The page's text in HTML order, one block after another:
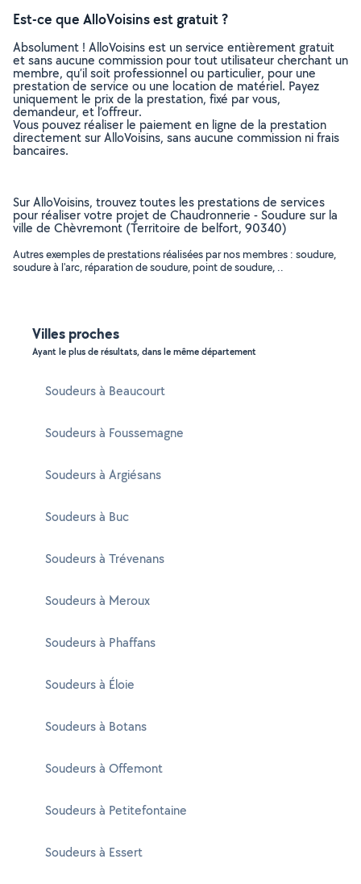
Est-ce que AlloVoisins est gratuit ?
Absolument ! AlloVoisins est un service entièrement gratuit
et sans aucune commission pour tout utilisateur cherchant un
membre, qu’il soit professionnel ou particulier, pour une
prestation de service ou une location de matériel. Payez
uniquement le prix de la prestation, fixé par vous,
demandeur, et l’offreur.
Vous pouvez réaliser le paiement en ligne de la prestation
directement sur AlloVoisins, sans aucune commission ni frais
bancaires.
Sur AlloVoisins, trouvez toutes les prestations de services
pour réaliser votre projet de Chaudronnerie - Soudure sur la
ville de Chèvremont (Territoire de belfort, 90340)
Autres exemples de prestations réalisées par nos membres : soudure,
soudure à l'arc, réparation de soudure, point de soudure, ..
Villes proches
Ayant le plus de résultats, dans le même département
Soudeurs à Beaucourt
Soudeurs à Foussemagne
Soudeurs à Argiésans
Soudeurs à Buc
Soudeurs à Trévenans
Soudeurs à Meroux
Soudeurs à Phaffans
Soudeurs à Éloie
Soudeurs à Botans
Soudeurs à Offemont
Soudeurs à Petitefontaine
Soudeurs à Essert